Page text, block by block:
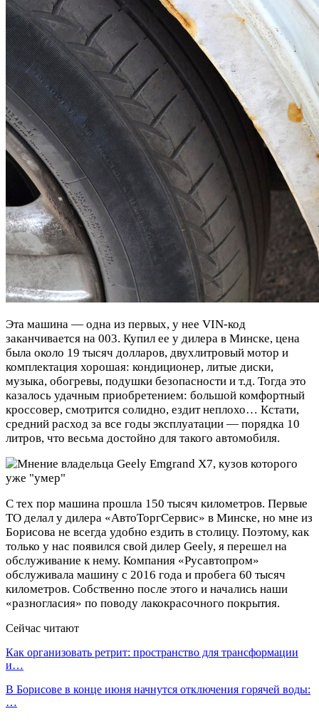
Эта машина — одна из первых, у нее VIN-код
заканчивается на 003. Купил ее у дилера в Минске, цена
была около 19 тысяч долларов, двухлитровый мотор и
комплектация хорошая: кондиционер, литые диски,
музыка, обогревы, подушки безопасности и т.д. Тогда это
казалось удачным приобретением: большой комфортный
кроссовер, смотрится солидно, ездит неплохо… Кстати,
средний расход за все годы эксплуатации — порядка 10
литров, что весьма достойно для такого автомобиля.
С тех пор машина прошла 150 тысяч километров. Первые
ТО делал у дилера «АвтоТоргСервис» в Минске, но мне из
Борисова не всегда удобно ездить в столицу. Поэтому, как
только у нас появился свой дилер Geely, я перешел на
обслуживание к нему. Компания «Русавтопром»
обслуживала машину с 2016 года и пробега 60 тысяч
километров. Собственно после этого и начались наши
«разногласия» по поводу лакокрасочного покрытия.
Сейчас читают
Как организовать ретрит: пространство для трансформации
и…
В Борисове в конце июня начнутся отключения горячей воды:
…